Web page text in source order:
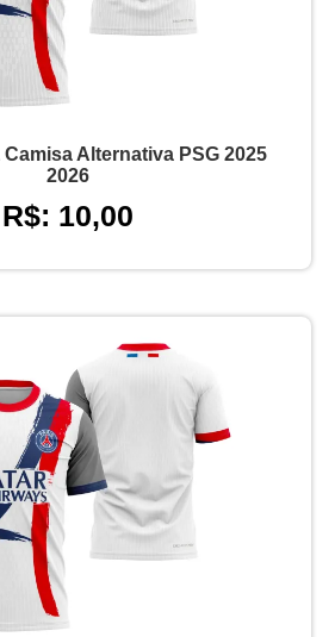
Alternativa PSG 2025
2026
R$: 10,00